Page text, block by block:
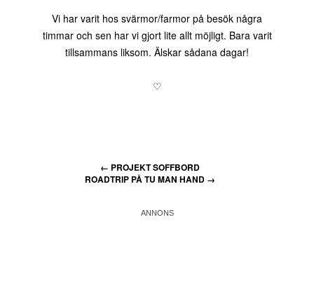
Vi har varit hos svärmor/farmor på besök några
timmar och sen har vi gjort lite allt möjligt. Bara varit
tillsammans liksom. Älskar sådana dagar!
♡
← PROJEKT SOFFBORD
ROADTRIP PÅ TU MAN HAND →